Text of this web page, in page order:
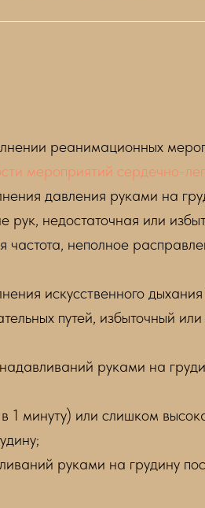
реанимационных
мероприятий сердечно-
давления руками на
рук, недостаточная или
неполное
искусственного
путей, избыточный
руками на
минуту) или слишком
руками на грудину